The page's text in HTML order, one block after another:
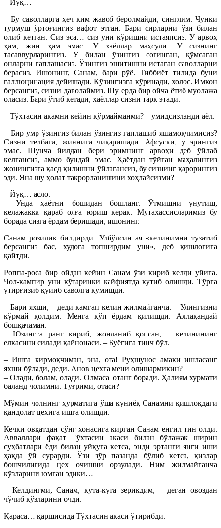
– Йўқ…
– Бу саволларга ҳеч ким жавоб беролмайди, синглим. Чунки
турмуш ўртоғингиз вафот этган. Бари сирларни ўзи билан
олиб кетган. Сиз эса… сиз уни кўришни истаяпсиз. У арвоҳ
ҳам, жин ҳам эмас. У хаёллар маҳсули. У сизнинг
тасаввурларингиз. У билан ўзингиз соғинган, қўмсаган
онларни гаплашасиз. Ўзингиз эшитишни истаган саволларни
берасиз. Ишонинг, Санам, бари рўё. Тиббиёт тилида буни
галлюцинация дейишади. Кўзингизга кўринади, холос. Имкон
берсангиз, сизни даволаймиз. Шу ерда бир ойча ётиб муолажа
оласиз. Бари ўтиб кетади, хаёллар сизни тарк этади.
– Тўхтасин акамни кейин кўрмайманми? – умидсизланди аёл.
– Бир умр ўзингиз билан ўзингиз гаплашиб яшамоқчимисиз?
Сизни телбага, жиннига чиқаришади. Афсуски, у эрингиз
эмас. Шунча йилдан бери эримнинг арвоҳи деб ўйлаб
келгансиз, аммо бундай эмас. Ҳаётдан тўйган маҳалингиз
жонингизга қасд қилишни ўйлагансиз, бу сизнинг қарорингиз
эди. Яна шу ҳолат такрорланишини хоҳлайсизми?
– Йўқ… асло.
– Унда ҳаётни бошидан бошланг. Ўтмишни унутиш,
келажакка қараб олға юриш керак. Мутахассисларимиз бу
борада сизга ёрдам беришади, ишонинг.
Санам розилик билдирди. Улбўлсин ая «келинимни тузатиб
берсангиз бас, худога топширдим уни», деб қишлоғига
қайтди.
Роппа-роса бир ойдан кейин Санам ўзи кириб келди уйига.
Чол-кампир уни кўтаринки кайфиятда кутиб олишди. Тўрга
ўтирғизиб қўйиб саволга кўмишди.
– Бари яхши, – деди камгап келин жилмайганча. – Улингизни
кўрмай қолдим. Менга кўп ёрдам қилишди. Аллақандай
бошқачаман.
– Юзингга ранг кириб, жонланиб қопсан, – келинининг
елкасини силади қайнонаси. – Буёғига тинч бўл.
– Ишга кирмоқчиман, эна, ота! Руҳшунос амаки ишласанг
яхши бўлади, деди. Анов цехга мени олишармикин?
– Олади, болам, олади. Олмаса, отанг боради. Ҳалиям хурмати
баланд чолимни. Тўғрими, отаси?
Мўмин чолнинг ҳурматига ўша куниёқ Санамни қишлоқдаги
қандолат цехига ишга олишди.
Кечки овқатдан сўнг хонасига кирган Санам енгил тин олди.
Авваллари фақат Тўхтасин акаси билан бўлажак ширин
суҳбатлари ёди билан уйқуга кетса, энди эртанги янги иши
ҳақда ўй сурарди. Ўзи зўр пазанда бўлиб кетса, қизлар
бошчилигида цех очишни орзулади. Ним жилмайганча
кўзларини юмган эдики…
– Келдингми, Санам, кута-кута зерикдим, – деган овоздан
чўчиб кўзларини очди.
Қараса… қаршисида Тўхтасин акаси ўтирибди.